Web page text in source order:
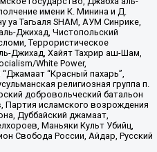
имени К. Минина и Д.
уа Тагьаля SHAM, АУМ Синрике,
Джихад, Чистопольский
Террористическое
Джихад, Хайят Тахрир аш-Шам,
White Power,
“Красный пахарь”,
религиозная группа п.
добровольческий батальон
Партия исламского возрождения
Дуббайский джамаат,
Маньяки Культ Убийц,
Свобода России, Айдар, Русский